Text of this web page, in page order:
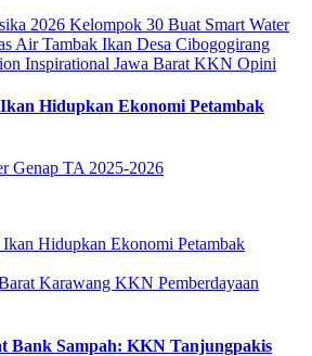
Inspirational Jawa Barat KKN Opini
Hidupkan Ekonomi Petambak
Genap TA 2025-2026
Karawang KKN Pemberdayaan
Bank Sampah: KKN Tanjungpakis